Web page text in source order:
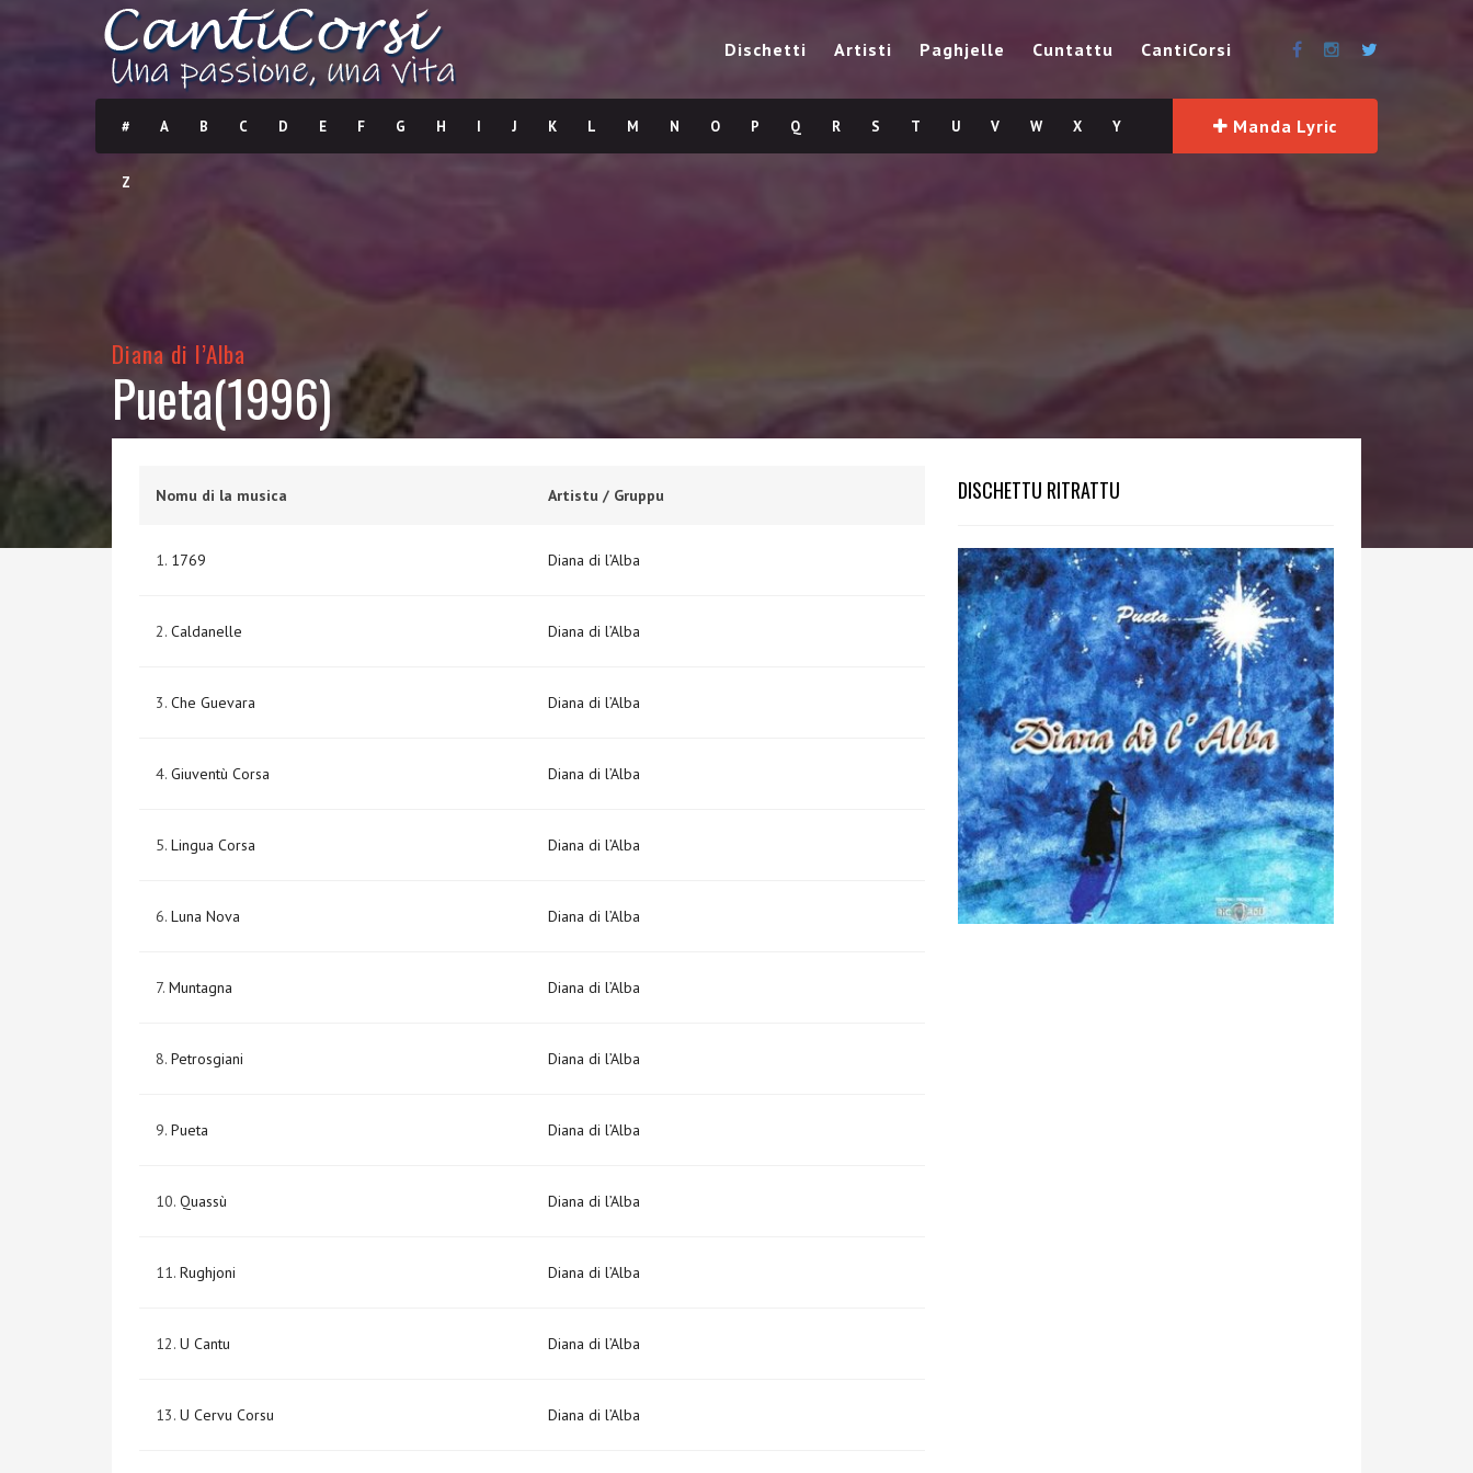
Dischetti Artisti Paghjelle Cuntattu CantiCorsi
# A B C D E F G H I J K L M N O P Q R S T U V W X Y
Z
Manda Lyric
Diana di l’Alba
Pueta(1996)
Nomu di la musica Artistu / Gruppu
1. 1769 Diana di l’Alba
2. Caldanelle Diana di l’Alba
3. Che Guevara Diana di l’Alba
4. Giuventù Corsa Diana di l’Alba
5. Lingua Corsa Diana di l’Alba
6. Luna Nova Diana di l’Alba
7. Muntagna Diana di l’Alba
8. Petrosgiani Diana di l’Alba
9. Pueta Diana di l’Alba
10. Quassù Diana di l’Alba
11. Rughjoni Diana di l’Alba
12. U Cantu Diana di l’Alba
13. U Cervu Corsu Diana di l’Alba
DISCHETTU RITRATTU